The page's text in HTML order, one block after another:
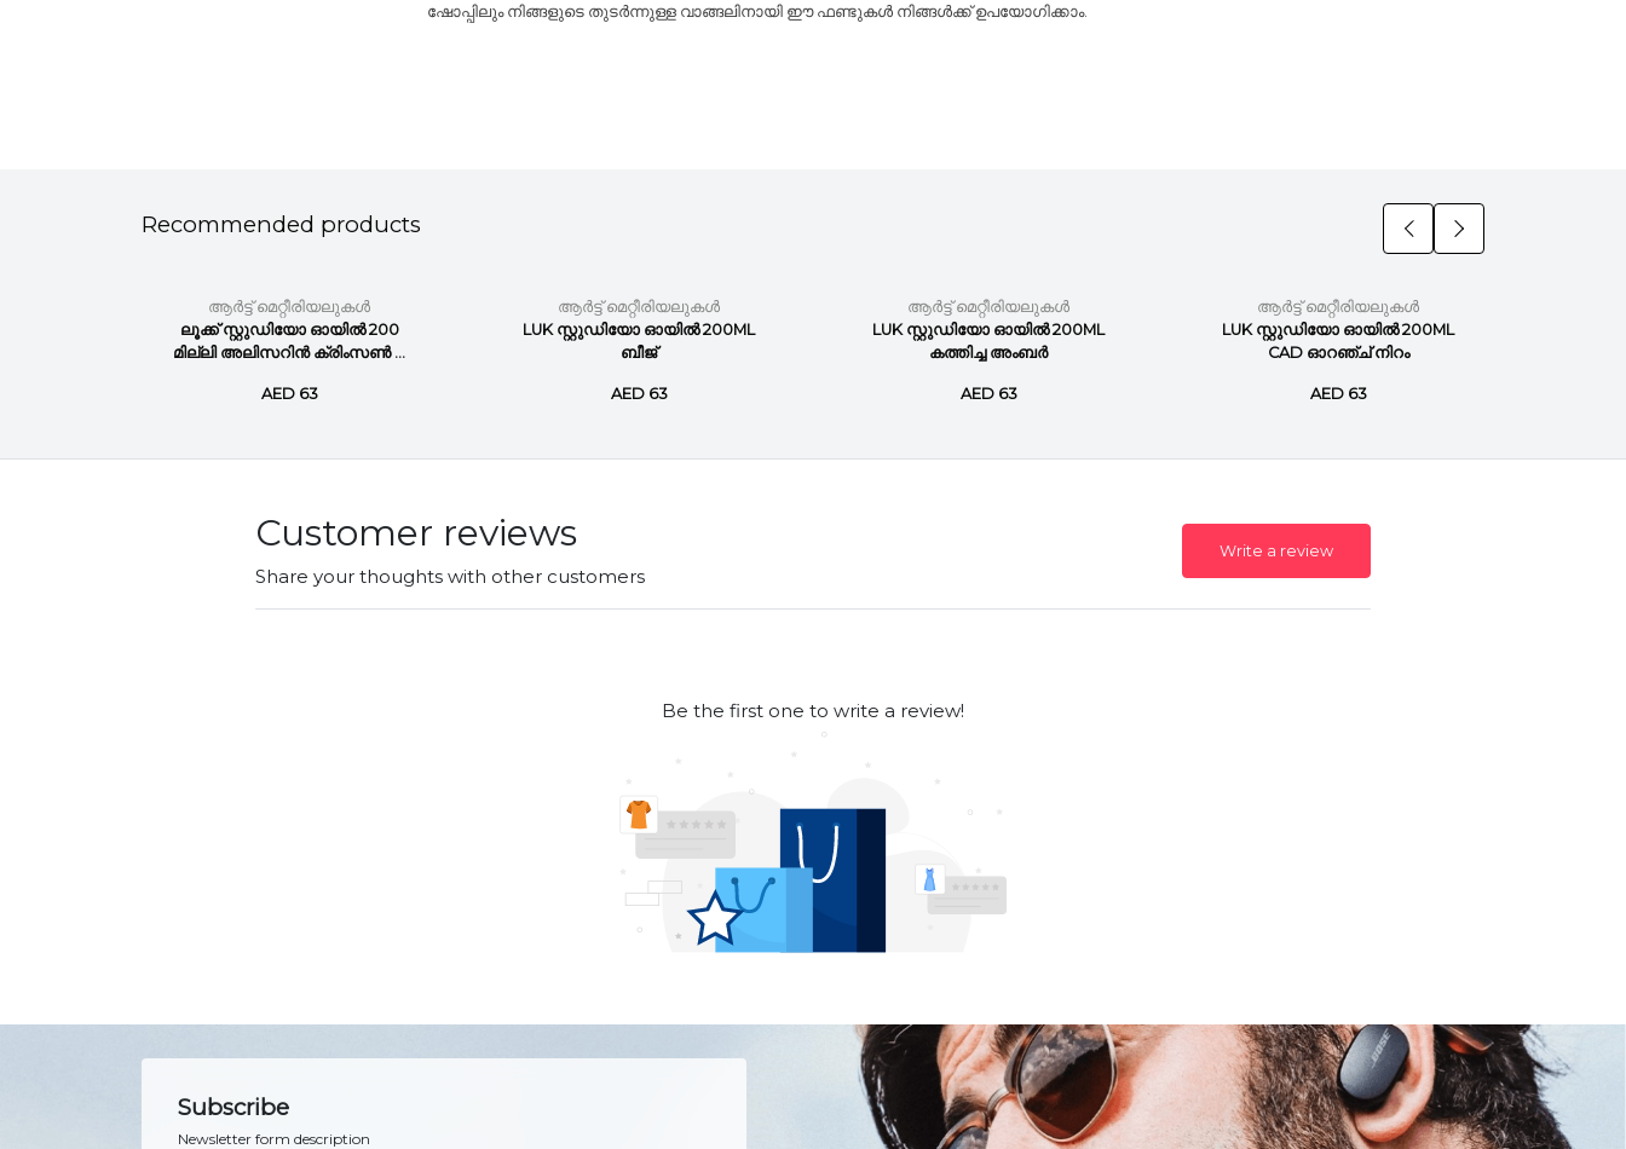
ഷോപ്പിലും നിങ്ങളുടെ തുടർന്നുള്ള വാങ്ങലിനായി ഈ ഫണ്ടുകൾ നിങ്ങൾക്ക് ഉപയോഗിക്കാം.
Recommended products
ആർട്ട് മെറ്റീരിയലുകൾ
ലൂക്ക് സ്റ്റുഡിയോ ഓയിൽ 200
മില്ലി അലിസറിൻ ക്രിംസൺ ...
AED 63
ആർട്ട് മെറ്റീരിയലുകൾ
LUK സ്റ്റുഡിയോ ഓയിൽ 200ML
ബീജ്
AED 63
ആർട്ട് മെറ്റീരിയലുകൾ
LUK സ്റ്റുഡിയോ ഓയിൽ 200ML
കത്തിച്ച അംബർ
AED 63
ആർട്ട് മെറ്റീരിയലുകൾ
LUK സ്റ്റുഡിയോ ഓയിൽ 200ML
CAD ഓറഞ്ച് നിറം
AED 63
Customer reviews
Share your thoughts with other customers
Write a review
Be the first one to write a review!
Subscribe
Newsletter form description